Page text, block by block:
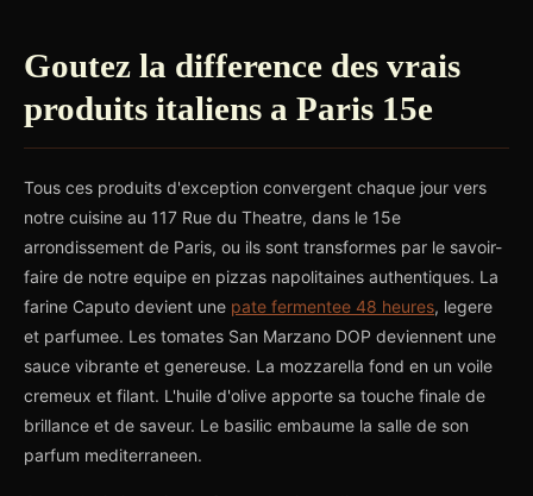
Goutez la difference des vrais
produits italiens a Paris 15e
Tous ces produits d'exception convergent chaque jour vers
notre cuisine au 117 Rue du Theatre, dans le 15e
arrondissement de Paris, ou ils sont transformes par le savoir-
faire de notre equipe en pizzas napolitaines authentiques. La
farine Caputo devient une pate fermentee 48 heures, legere
et parfumee. Les tomates San Marzano DOP deviennent une
sauce vibrante et genereuse. La mozzarella fond en un voile
cremeux et filant. L'huile d'olive apporte sa touche finale de
brillance et de saveur. Le basilic embaume la salle de son
parfum mediterraneen.